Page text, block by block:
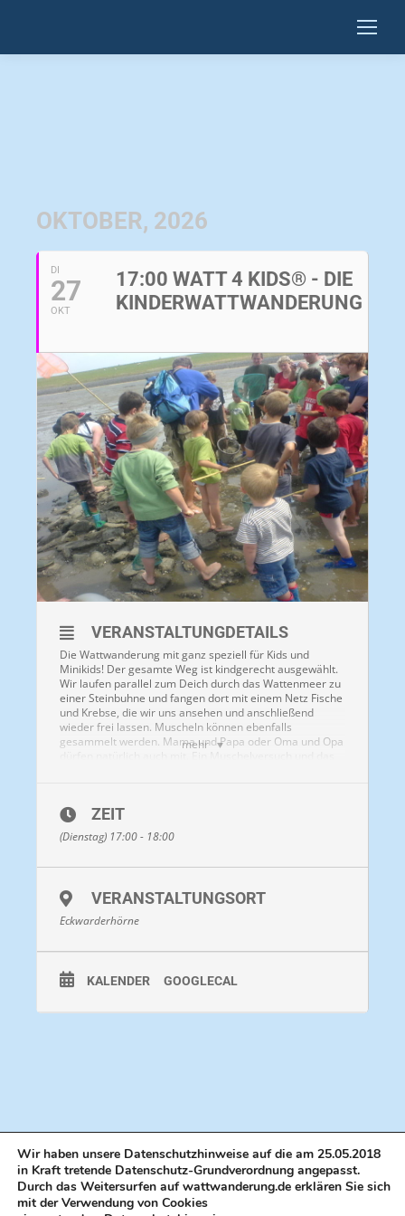
OKTOBER, 2026
DI
27
OKT
17:00 WATT 4 KIDS® - DIE
KINDERWATTWANDERUNG
mehr
VERANSTALTUNGDETAILS
Die Wattwanderung mit ganz speziell für Kids und
Minikids! Der gesamte Weg ist kindgerecht ausgewählt.
Wir laufen parallel zum Deich durch das Wattenmeer zu
einer Steinbuhne und fangen dort mit einem Netz Fische
und Krebse, die wir uns ansehen und anschließend
wieder frei lassen. Muscheln können ebenfalls
gesammelt werden. Mama und Papa oder Oma und Opa
Bekleidung: Im Winter lange Hose, im Sommer
idealerweise mit kurzer Hose und Beachies®.
Beachies® (Wattsocken) können am Treffpunkt
erworben werden. Im Winter lange Hose mit
hoher Sonnenschutz / Kopfbedeckung.
: Kinder unter 14 Jahren dürfen nur in
Begleitung eines Erziehungsberechtigten oder einer
anderen volljährigen Person teilnehmen.
ZEIT
(Dienstag) 17:00 - 18:00
VERANSTALTUNGSORT
Eckwarderhörne
KALENDER GOOGLECAL
Wir haben unsere Datenschutzhinweise auf die am 25.05.2018
in Kraft tretende Datenschutz-Grundverordnung angepasst.
Durch das Weitersurfen auf wattwanderung.de erklären Sie sich
mit der Verwendung von Cookies